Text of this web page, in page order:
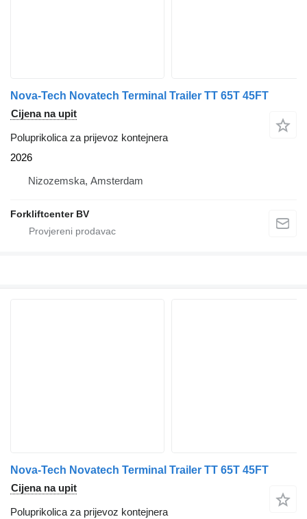
Nova-Tech Novatech Terminal Trailer TT 65T 45FT
Cijena na upit
Poluprikolica za prijevoz kontejnera
2026
Nizozemska, Amsterdam
Forkliftcenter BV
Nova-Tech Novatech Terminal Trailer TT 65T 45FT
Cijena na upit
Poluprikolica za prijevoz kontejnera